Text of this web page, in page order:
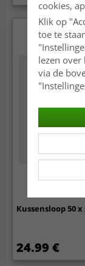
Kussensloop 50 x
24.99 €
cookies,
Klik op
toe te
lezen over
via de